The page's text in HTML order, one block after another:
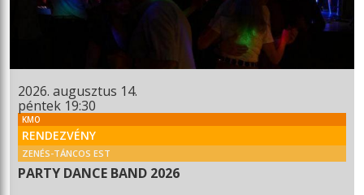
2026. augusztus 14.
péntek 19:30
KMO
RENDEZVÉNY
ZENÉS-TÁNCOS EST
PARTY DANCE BAND 2026